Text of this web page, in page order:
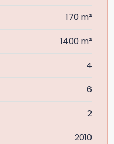
170 m²
1400 m²
4
6
2
2010